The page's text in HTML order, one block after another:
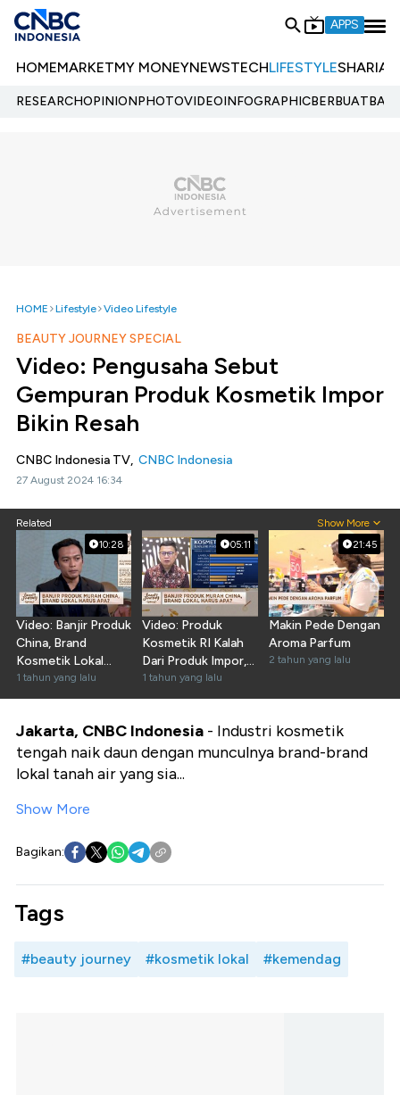
APPS
HOMEMARKETMY MONEYNEWSTECHLIFESTYLESHARIA
RESEARCHOPINIONPHOTOVIDEOINFOGRAPHIC
HOME Lifestyle Video Lifestyle
BEAUTY JOURNEY SPECIAL
Video: Pengusaha Sebut
Gempuran Produk Kosmetik Impor
Bikin Resah
CNBC Indonesia TV, CNBC Indonesia
27 August 2024 16:34
Related Show More
10:28
Video: Banjir Produk
China, Brand
Kosmetik Lokal
Harus Lakukan Ini
1 tahun yang lalu
05:11
Video: Produk
Kosmetik RI Kalah
Dari Produk Impor,
Ini Kata BPOM
1 tahun yang lalu
21:45
Makin Pede Dengan
Aroma Parfum
2 tahun yang lalu
Jakarta, CNBC Indonesia - Industri kosmetik
tengah naik daun dengan munculnya brand-brand
lokal tanah air yang sia...
Show More
Bagikan:
Tags
#beauty journey #kosmetik lokal #kemendag